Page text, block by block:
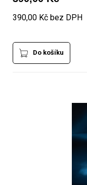
390,00 Kč bez DPH
Do košíku